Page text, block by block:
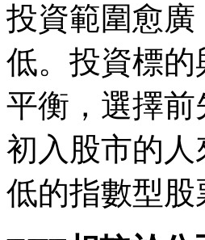
投資範圍愈
低。投資標
平衡，選擇
初入股市的
低的指數型股